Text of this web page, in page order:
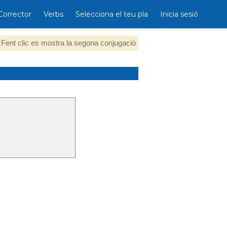
Verbs Selecciona el teu pla Inicia sesió
Fent clic es mostra la segona conjugació